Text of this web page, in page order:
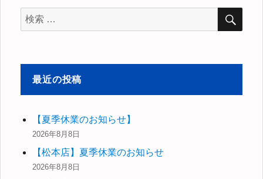
ー
検
索
象:
検
最近の投稿
【夏季休業のお知らせ】
2026年8月8日
【松本店】夏季休業のお知らせ
2026年8月8日